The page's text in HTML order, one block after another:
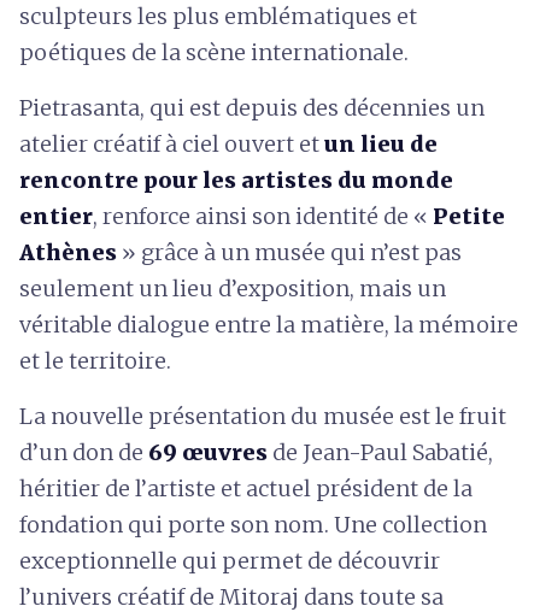
sculpteurs les plus emblématiques et
poétiques de la scène internationale.
Pietrasanta, qui est depuis des décennies un
atelier créatif à ciel ouvert etun lieu de
rencontre pour les artistes du monde
entier, renforce ainsi son identité de « Petite
Athènes » grâce à un musée qui n’est pas
seulement un lieu d’exposition, mais un
véritable dialogue entre la matière, la mémoire
et le territoire.
La nouvelle présentation du musée est le fruit
d’un don de 69 œuvres de Jean-Paul Sabatié,
héritier de l’artiste et actuel président de la
fondation qui porte son nom. Une collection
exceptionnelle qui permet de découvrir
l’univers créatif de Mitoraj dans toute sa